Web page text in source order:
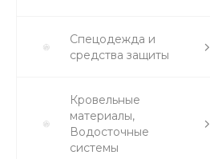
Спецодежда и
средства защиты
Кровельные
материалы,
Водосточные
системы